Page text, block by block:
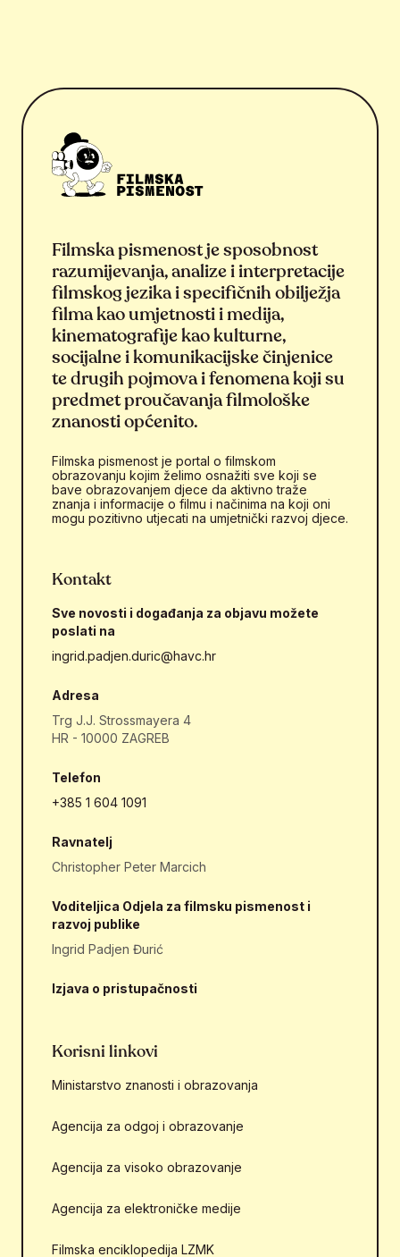
Filmska pismenost je sposobnost
razumijevanja, analize i interpretacije
filmskog jezika i specifičnih obilježja
filma kao umjetnosti i medija,
kinematografije kao kulturne,
socijalne i komunikacijske činjenice
te drugih pojmova i fenomena koji su
predmet proučavanja filmološke
znanosti općenito.
Filmska pismenost je portal o filmskom
obrazovanju kojim želimo osnažiti sve koji se
bave obrazovanjem djece da aktivno traže
znanja i informacije o filmu i načinima na koji oni
mogu pozitivno utjecati na umjetnički razvoj djece.
Kontakt
Sve novosti i događanja za objavu možete
poslati na
ingrid.padjen.duric@havc.hr
Adresa
Trg J.J. Strossmayera 4
HR - 10000 ZAGREB
Telefon
+385 1 604 1091
Ravnatelj
Christopher Peter Marcich
Voditeljica Odjela za filmsku pismenost i
razvoj publike
Ingrid Padjen Đurić
Izjava o pristupačnosti
Korisni linkovi
Ministarstvo znanosti i obrazovanja
Agencija za odgoj i obrazovanje
Agencija za visoko obrazovanje
Agencija za elektroničke medije
Filmska enciklopedija LZMK